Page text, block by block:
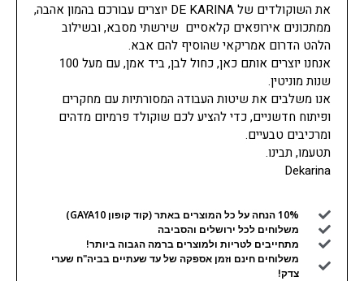
את השוקולדים של DE KARINA יוצרים עבורכם בהמון אהבה,
ממתכונים אירופאים קלאסיים שירשתי מסבא, ובשילוב
הלהט הדרום אמריקאי שהוסיף להם אבא.
אנחנו יוצרים אותם כאן, כחול לבן, ביד אמן, עם מעל 100
שנות מוניטין.
אנו משלבים את שיטות העבודה המסורתיות עם מחקרים
ופיתוח חדשניים, כדי להציע לכם שוקולד פרמיום מדהים
ומרכיבים טבעיים.
תטעמו, תבינו.
Dekarina
10% הנחה על כל המוצרים באתר (קוד קופון GAYA10)
משלוחים לכל ירושלים והסביבה
מתחייבים לטריות ולמוצרים ברמה הגבוה ביותר!
משלוחים חינם וזמן אספקה של עד שעתיים בביה"ח שערי
צדק!